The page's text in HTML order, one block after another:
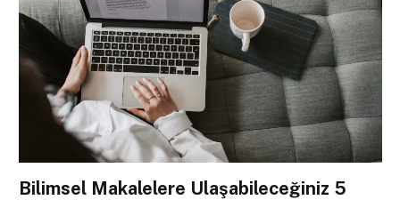
Bilimsel Makalelere Ulaşabileceğiniz 5